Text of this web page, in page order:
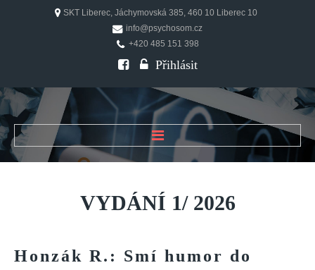
SKT Liberec, Jáchymovská 385, 460 10 Liberec 10
info@psychosom.cz
+420 485 151 398
Přihlásit
ÚVOD
O ČASOPISU
Historie
FAQ
VYDÁNÍ 1/ 2026
Honzák R.: Smí humor do